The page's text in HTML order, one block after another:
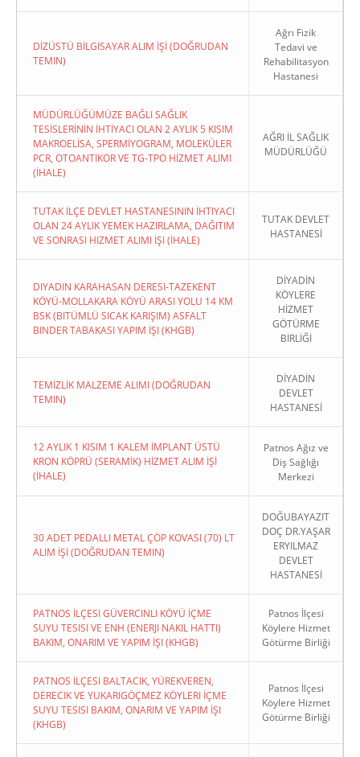
DİZÜSTÜ BİLGİSAYAR ALIM İŞİ (DOĞRUDAN
TEMIN)
Ağrı Fizik
Tedavi ve
Rehabilitasyon
Hastanesi
MÜDÜRLÜĞÜMÜZE BAĞLI SAĞLIK
TESİSLERİNİN İHTİYACI OLAN 2 AYLIK 5 KISIM
MAKROELİSA, SPERMİYOGRAM, MOLEKÜLER
PCR, OTOANTİKOR VE TG-TPO HİZMET ALIMI
(İHALE)
AĞRI İL SAĞLIK
MÜDÜRLÜĞÜ
TUTAK İLÇE DEVLET HASTANESININ İHTIYACI
OLAN 24 AYLIK YEMEK HAZIRLAMA, DAĞITIM
VE SONRASI HIZMET ALIMI İŞI (İHALE)
TUTAK DEVLET
HASTANESİ
DIYADIN KARAHASAN DERESI-TAZEKENT
KÖYÜ-MOLLAKARA KÖYÜ ARASI YOLU 14 KM
BSK (BITÜMLÜ SICAK KARIŞIM) ASFALT
BINDER TABAKASI YAPIM İŞI (KHGB)
DİYADİN
KÖYLERE
HİZMET
GÖTÜRME
BİRLİĞİ
TEMİZLİK MALZEME ALIMI (DOĞRUDAN
TEMIN)
DİYADİN
DEVLET
HASTANESİ
12 AYLIK 1 KISIM 1 KALEM İMPLANT ÜSTÜ
KRON KÖPRÜ (SERAMİK) HİZMET ALIM İŞİ
(İHALE)
Patnos Ağız ve
Diş Sağlığı
Merkezi
30 ADET PEDALLI METAL ÇÖP KOVASI (70) LT
ALIM İŞİ (DOĞRUDAN TEMIN)
DOĞUBAYAZIT
DOÇ DR.YAŞAR
ERYILMAZ
DEVLET
HASTANESİ
PATNOS İLÇESI GÜVERCINLI KÖYÜ İÇME
SUYU TESISI VE ENH (ENERJI NAKIL HATTI)
BAKIM, ONARIM VE YAPIM İŞI (KHGB)
Patnos İlçesi
Köylere Hizmet
Götürme Birliği
PATNOS İLÇESI BALTACIK, YÜREKVEREN,
DERECIK VE YUKARIGÖÇMEZ KÖYLERI İÇME
SUYU TESISI BAKIM, ONARIM VE YAPIM İŞI
(KHGB)
Patnos İlçesi
Köylere Hizmet
Götürme Birliği